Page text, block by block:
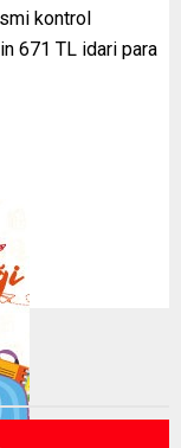
kontrol
671 TL idari para